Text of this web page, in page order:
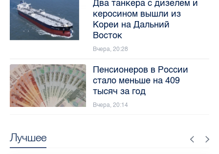
Лучшее
Два танкера с дизелем и
керосином вышли из
Кореи на Дальний
Восток
Вчера, 20:28
Пенсионеров в России
стало меньше на 409
тысяч за год
Вчера, 20:14